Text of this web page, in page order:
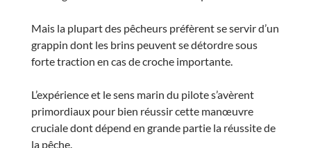
Mais la plupart des pêcheurs préfèrent se servir d’un
grappin dont les brins peuvent se détordre sous
forte traction en cas de croche importante.
L’expérience et le sens marin du pilote s’avèrent
primordiaux pour bien réussir cette manœuvre
cruciale dont dépend en grande partie la réussite de
la pêche.